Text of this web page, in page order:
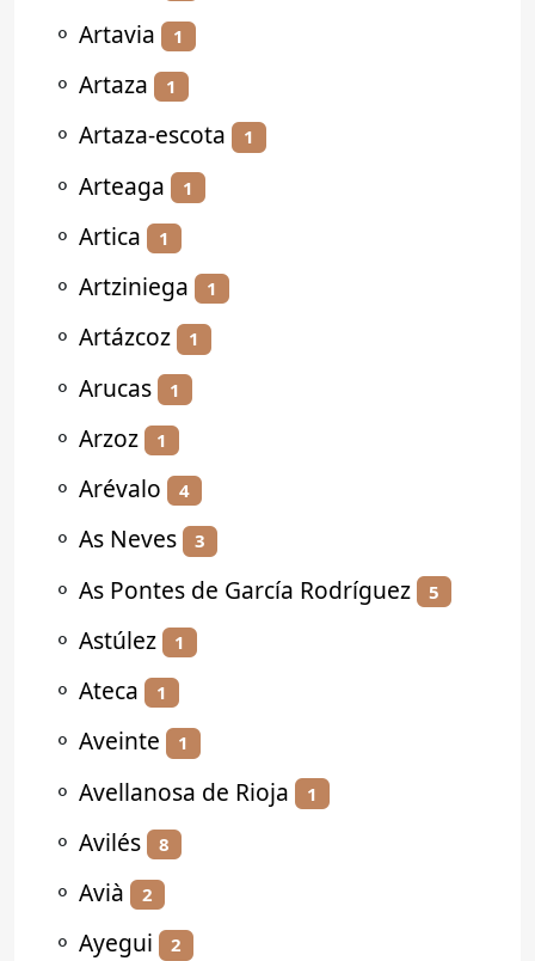
⚬ Artavia 1
⚬ Artaza 1
⚬ Artaza-escota 1
⚬ Arteaga 1
⚬ Artica 1
⚬ Artziniega 1
⚬ Artázcoz 1
⚬ Arucas 1
⚬ Arzoz 1
⚬ Arévalo 4
⚬ As Neves 3
⚬ As Pontes de García Rodríguez 5
⚬ Astúlez 1
⚬ Ateca 1
⚬ Aveinte 1
⚬ Avellanosa de Rioja 1
⚬ Avilés 8
⚬ Avià 2
⚬ Ayegui 2